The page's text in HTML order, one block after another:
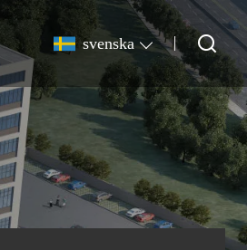
svenska